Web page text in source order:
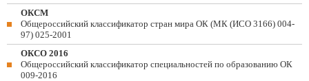
ОКСМ
Общероссийский классификатор стран мира ОК (МК (ИСО 3166) 004-
97) 025-2001
ОКСО 2016
Общероссийский классификатор специальностей по образованию ОК
009-2016